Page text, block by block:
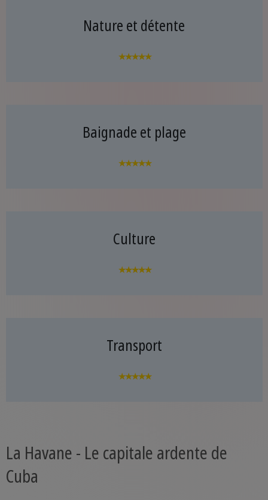
Nature et détente
★★★★★
Baignade et plage
★★★★★
Culture
★★★★★
Transport
★★★★★
La Havane - Le capitale ardente de
Cuba